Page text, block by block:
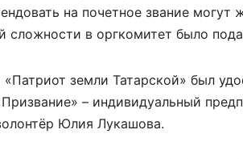
на почетное звание могут
сложности в оргкомитет было
земли Татарской» был
– индивидуальный
Юлия Лукашова.